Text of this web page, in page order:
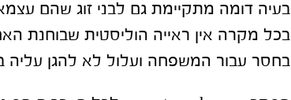
בעיה דומה מתקיימת גם לבני זוג שהם
בכל מקרה אין ראייה הוליסטית שבוחנת
בחסר עבור המשפחה ועלול לא להגן עליה